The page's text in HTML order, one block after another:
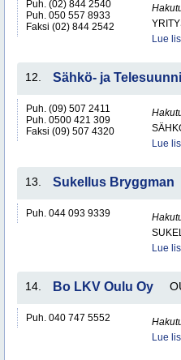
Puh. (02) 844 2540
Puh. 050 557 8933
Faksi (02) 844 2542
Lue
12. Sähkö- ja
Puh. (09) 507 2411
Puh. 0500 421 309
Faksi (09) 507 4320
Lue
13. Sukellus Bryggman
Puh. 044 093 9339
Lue
14. Bo LKV Oulu Oy
Puh. 040 747 5552
Lue